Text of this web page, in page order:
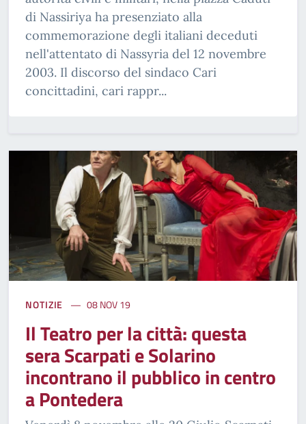
di Nassiriya ha presenziato alla
commemorazione degli italiani deceduti
nell'attentato di Nassyria del 12 novembre
2003. Il discorso del sindaco Cari
concittadini, cari rappr...
NOTIZIE 08 NOV 19
Il Teatro per la città: questa
sera Scarpati e Solarino
incontrano il pubblico in centro
a Pontedera